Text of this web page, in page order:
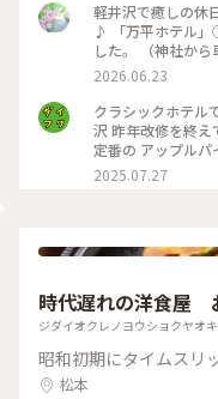
軽井沢で癒しの休
♪ 「万平ホテル」
した。 （神社か
れがほんとありが
ンタルトとフルー
井沢 #万平ホテル#
2026.06.23
クラシックホテル
沢 昨年改修を終え
定番の アップル
かのジョン・レノ
ミルクの マイル
ッキー缶を自分へ
2025.07.27
時代遅れの洋食屋
ジダイオクレノヨウショクヤオ
昭和初期にタイムスリ
松本